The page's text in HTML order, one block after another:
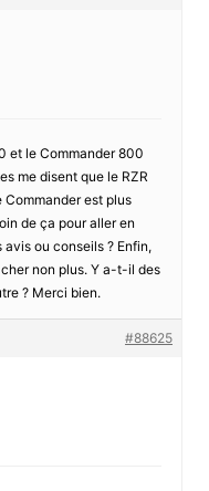
et le Commander 800
me disent que le RZR
Commander est plus
de ça pour aller en
ou conseils ? Enfin,
non plus. Y a-t-il des
? Merci bien.
#88625